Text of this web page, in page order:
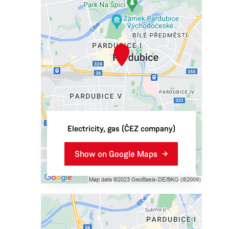
Electricity, gas (ČEZ company)
Show on Google Maps